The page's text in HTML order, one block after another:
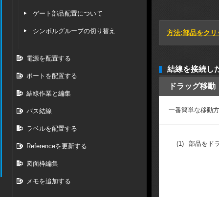
ゲート部品配置について
シンボルグループの切り替え
電源を配置する
ポートを配置する
結線作業と編集
バス結線
ラベルを配置する
Referenceを更新する
図面枠編集
メモを追加する
方法:部品をク
結線を接続し
ドラッグ移動
一番簡単な移動
(1) 部品をド